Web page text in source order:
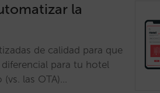
la
de calidad para que
para tu hotel
las OTA)…